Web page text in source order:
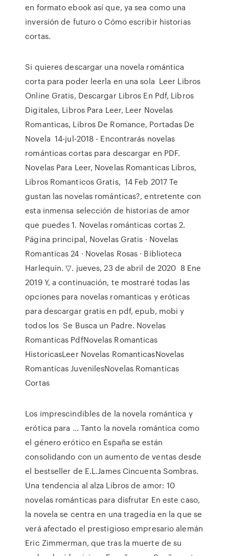
en formato ebook así que, ya sea como una
inversión de futuro o Cómo escribir historias
cortas.
Si quieres descargar una novela romántica
corta para poder leerla en una sola Leer Libros
Online Gratis, Descargar Libros En Pdf, Libros
Digitales, Libros Para Leer, Leer Novelas
Romanticas, Libros De Romance, Portadas De
Novela 14-jul-2018 - Encontrarás novelas
románticas cortas para descargar en PDF.
Novelas Para Leer, Novelas Romanticas Libros,
Libros Romanticos Gratis, 14 Feb 2017 Te
gustan las novelas románticas?, entretente con
esta inmensa selección de historias de amor
que puedes 1. Novelas románticas cortas 2.
Página principal, Novelas Gratis · Novelas
Romanticas 24 · Novelas Rosas · Biblioteca
Harlequin. ▽. jueves, 23 de abril de 2020 8 Ene
2019 Y, a continuación, te mostraré todas las
opciones para novelas romanticas y eróticas
para descargar gratis en pdf, epub, mobi y
todos los Se Busca un Padre. Novelas
Romanticas PdfNovelas Romanticas
HistoricasLeer Novelas RomanticasNovelas
Romanticas JuvenilesNovelas Romanticas
Cortas
Los imprescindibles de la novela romántica y
erótica para ... Tanto la novela romántica como
el género erótico en España se están
consolidando con un aumento de ventas desde
el bestseller de E.L.James Cincuenta Sombras.
Una tendencia al alza Libros de amor: 10
novelas románticas para disfrutar En este caso,
la novela se centra en una tragedia en la que se
verá afectado el prestigioso empresario alemán
Eric Zimmerman, que tras la muerte de su